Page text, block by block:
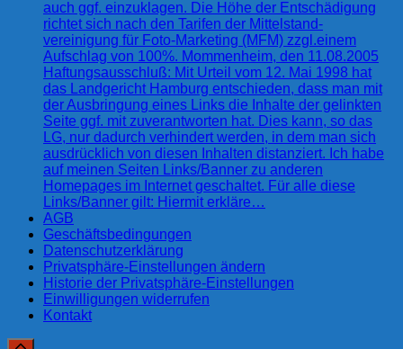
auch ggf. einzuklagen. Die Höhe der Entschädigung
richtet sich nach den Tarifen der Mittelstand-
vereinigung für Foto-Marketing (MFM) zzgl.einem
Aufschlag von 100%. Mommenheim, den 11.08.2005
Haftungsausschluß: Mit Urteil vom 12. Mai 1998 hat
das Landgericht Hamburg entschieden, dass man mit
der Ausbringung eines Links die Inhalte der gelinkten
Seite ggf. mit zuverantworten hat. Dies kann, so das
LG, nur dadurch verhindert werden, in dem man sich
ausdrücklich von diesen Inhalten distanziert. Ich habe
auf meinen Seiten Links/Banner zu anderen
Homepages im Internet geschaltet. Für alle diese
Links/Banner gilt: Hiermit erkläre…
AGB
Geschäftsbedingungen
Datenschutzerklärung
Privatsphäre-Einstellungen ändern
Historie der Privatsphäre-Einstellungen
Einwilligungen widerrufen
Kontakt